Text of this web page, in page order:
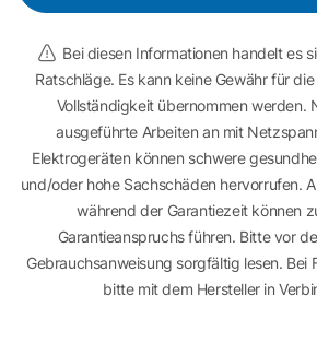
Bei diesen Informationen handelt es
Ratschläge. Es kann keine Gewähr für
Vollständigkeit übernommen werden.
ausgeführte Arbeiten an mit
Elektrogeräten können schwere
und/oder hohe Sachschäden hervorrufen.
während der Garantiezeit können
Garantieanspruchs führen. Bitte vor
Gebrauchsanweisung sorgfältig lesen. Bei
bitte mit dem Hersteller in